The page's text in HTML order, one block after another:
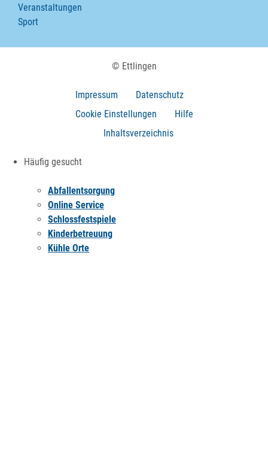
Veranstaltungen
Sport
© Ettlingen
Impressum
Datenschutz
Cookie Einstellungen
Hilfe
Inhaltsverzeichnis
Häufig gesucht
Abfallentsorgung
Online Service
Schlossfestspiele
Kinderbetreuung
Kühle Orte